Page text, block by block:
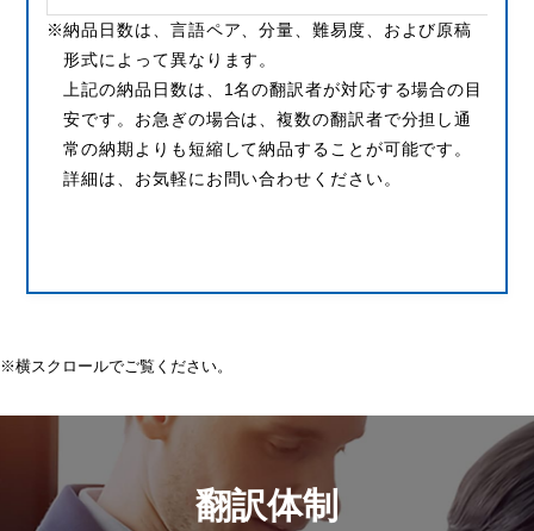
納品日数は、言語ペア、分量、難易度、および原稿
形式によって異なります。
上記の納品日数は、1名の翻訳者が対応する場合の目
安です。お急ぎの場合は、複数の翻訳者で分担し通
常の納期よりも短縮して納品することが可能です。
詳細は、お気軽にお問い合わせください。
※横スクロールでご覧ください。
翻訳体制